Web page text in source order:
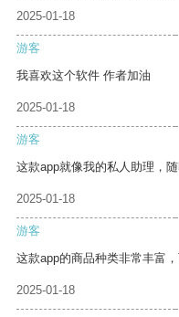
2025-01-18
游客
我喜欢这个软件 作者加油
2025-01-18
游客
这款app就像我的私人助理，
2025-01-18
游客
这款app的商品种类非常丰富
2025-01-18